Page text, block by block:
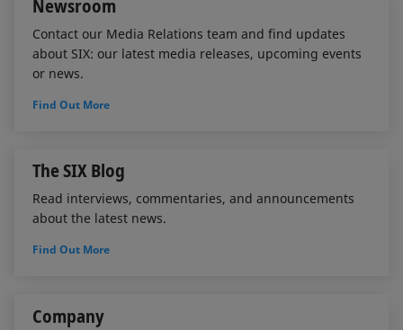
Newsroom
Contact our Media Relations team and find updates
about SIX: our latest media releases, upcoming events
or news.
Find Out More
The SIX Blog
Read interviews, commentaries, and announcements
about the latest news.
Find Out More
Company